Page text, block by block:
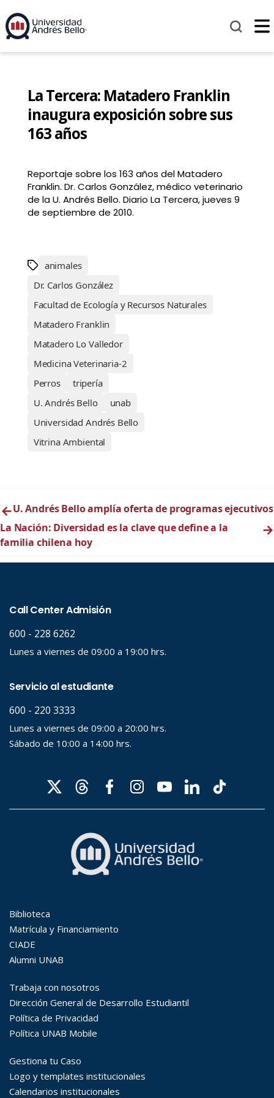
La Tercera: Matadero Franklin
inaugura exposición sobre sus
163 años
Reportaje sobre los 163 años del Matadero
Franklin. Dr. Carlos González, médico veterinario
de la U. Andrés Bello. Diario La Tercera, jueves 9
de septiembre de 2010.
animales
Dr. Carlos González
Facultad de Ecología y Recursos Naturales
Matadero Franklin
Matadero Lo Valledor
Medicina Veterinaria-2
Perros
tripería
U. Andrés Bello
unab
Universidad Andrés Bello
Vitrina Ambiental
←U. Andrés Bello amplía oferta de programas ejecutivos
La Nación: Diversidad es la clave que define a la
familia chilena hoy
→